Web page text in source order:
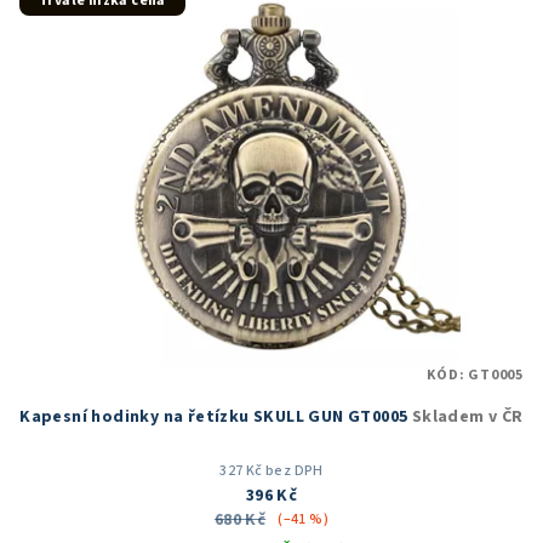
Kapesní hodinky na řetízku SKULL GUN GT0005 Skladem v ČR
327 Kč bez DPH
396 Kč
680 Kč (–41 %)
KÓD: GT0005